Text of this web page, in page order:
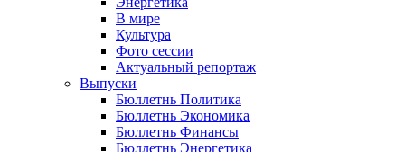
В мире
Культура
Фото сессии
Актуальный репортаж
Выпуски
Бюллетнь Политика
Бюллетнь Экономика
Бюллетнь Финансы
Бюллетнь Энергетика